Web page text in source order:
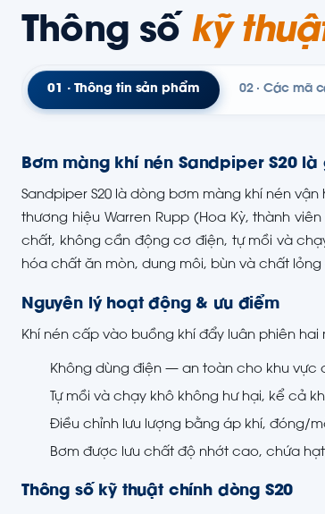
Thông số kỹ
01 · Thông tin sản phẩm 02 · Các mã
Bơm màng khí nén Sandpiper S20 là
Sandpiper S20 là dòng bơm màng khí nén
thương hiệu Warren Rupp (Hoa Kỳ, thành
chất, không cần động cơ điện, tự mồi và
hóa chất ăn mòn, dung môi, bùn và chất lỏng
Nguyên lý hoạt động & ưu điểm
Khí nén cấp vào buồng khí đẩy luân phiên
Không dùng điện — an toàn cho khu vực
Tự mồi và chạy khô không hư hại, kể cả
Điều chỉnh lưu lượng bằng áp khí, đóng/
Bơm được lưu chất độ nhớt cao, chứa
Thông số kỹ thuật chính dòng S20